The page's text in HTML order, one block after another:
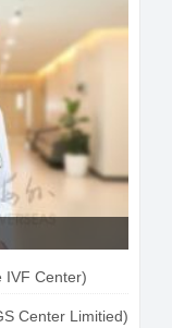
IVF Center)
Center Limitied)